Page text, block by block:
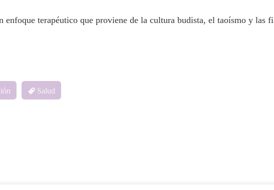
terapéutico que proviene de la cultura budista, el taoísmo y las
Salud